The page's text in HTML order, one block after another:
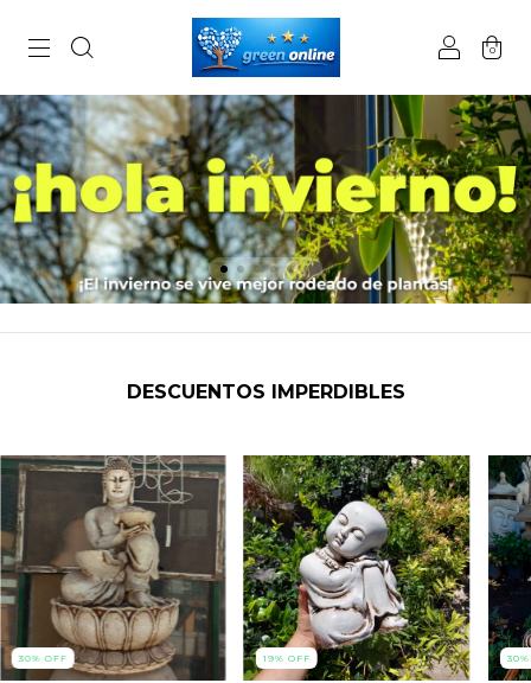
0
DESCUENTOS IMPERDIBLES
30%OFF 19% OFF 30